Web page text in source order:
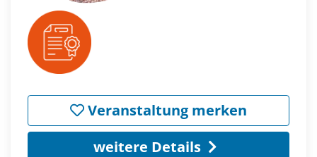
Veranstaltung merken
weitere Details